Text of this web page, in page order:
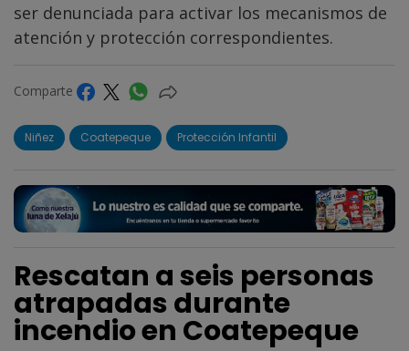
ser denunciada para activar los mecanismos de
atención y protección correspondientes.
Comparte
Niñez Coatepeque Protección Infantil
Rescatan a seis personas
atrapadas durante
incendio en Coatepeque